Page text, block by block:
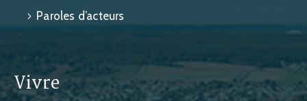
Paroles d’acteurs
Vivre